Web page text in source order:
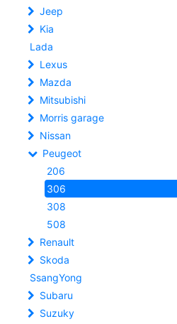
Jeep
Kia
Lada
Lexus
Mazda
Mitsubishi
Morris garage
Nissan
Peugeot
206
306
308
508
Renault
Skoda
SsangYong
Subaru
Suzuky